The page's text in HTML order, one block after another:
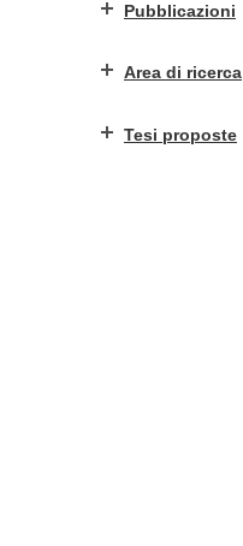
Pubblicazioni
Area di ricerca
Tesi proposte